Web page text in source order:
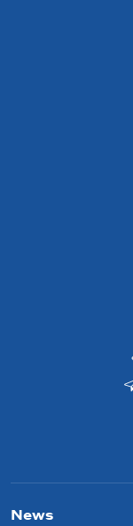
News